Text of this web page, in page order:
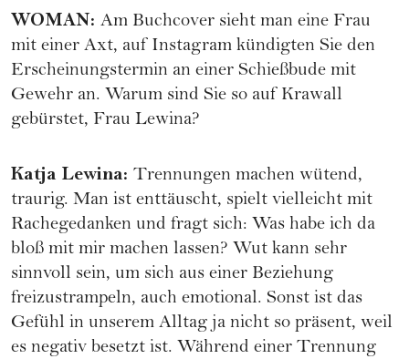
WOMAN: Am Buchcover sieht man eine Frau
mit einer Axt, auf Instagram kündigten Sie den
Erscheinungstermin an einer Schießbude mit
Gewehr an. Warum sind Sie so auf Krawall
gebürstet, Frau Lewina?
Katja Lewina: Trennungen machen wütend,
traurig. Man ist enttäuscht, spielt vielleicht mit
Rachegedanken und fragt sich: Was habe ich da
bloß mit mir machen lassen? Wut kann sehr
sinnvoll sein, um sich aus einer Beziehung
freizustrampeln, auch emotional. Sonst ist das
Gefühl in unserem Alltag ja nicht so präsent, weil
es negativ besetzt ist. Während einer Trennung